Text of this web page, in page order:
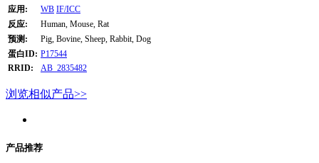
应用:
WB IF/ICC
反应:
Human, Mouse, Rat
预测:
Pig, Bovine, Sheep, Rabbit, Dog
蛋白ID: P17544
RRID:
AB_2835482
浏览相似产品>>
产品推荐